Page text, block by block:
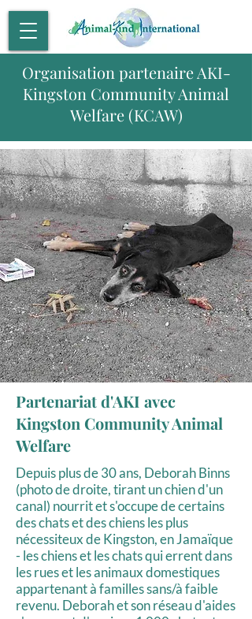
Organisation partenaire AKI-
Kingston Community Animal
Welfare (KCAW)
Partenariat d'AKI avec
Kingston Community Animal
Welfare
Depuis plus de 30 ans, Deborah Binns
(photo de droite, tirant un chien d'un
canal) nourrit et s'occupe de certains
des chats et des chiens les plus
nécessiteux de Kingston, en Jamaïque
- les chiens et les chats qui errent dans
les rues et les animaux domestiques
appartenant à familles sans/à faible
revenu. Deborah et son réseau d'aides